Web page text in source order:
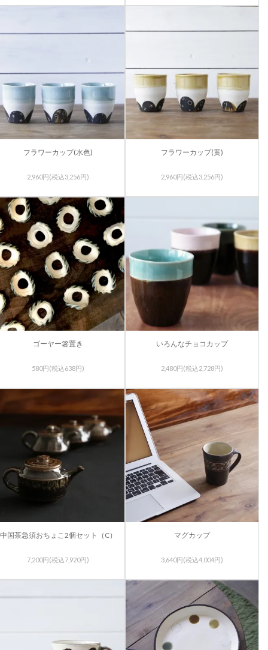
フラワーカップ(水色)
2,960円(税込3,256円)
フラワーカップ(黄)
2,960円(税込3,256円)
ゴーヤー箸置き
580円(税込638円)
いろんなチョコカップ
2,480円(税込2,728円)
中国茶急須おちょこ2個セット（C）
7,200円(税込7,920円)
マグカップ
3,640円(税込4,004円)